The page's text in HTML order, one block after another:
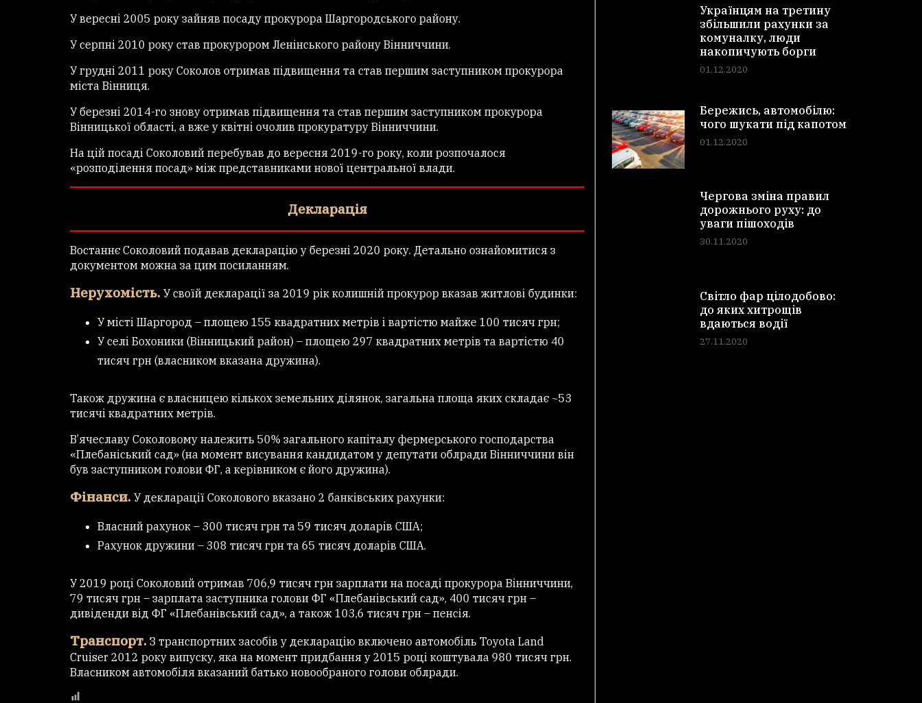
У вересні 2005 року зайняв посаду прокурора Шаргородського району.
У серпні 2010 року став прокурором Ленінського району Вінниччини.
У грудні 2011 року Соколов отримав підвищення та став першим заступником прокурора
міста Вінниця.
У березні 2014-го знову отримав підвищення та став першим заступником прокурора
Вінницької області, а вже у квітні очолив прокуратуру Вінниччини.
На цій посаді Соколовий перебував до вересня 2019-го року, коли розпочалося
«розподілення посад» між представниками нової центральної влади.
Декларація
Востаннє Соколовий подавав декларацію у березні 2020 року. Детально ознайомитися з
документом можна за цим посиланням.
Нерухомість. У своїй декларації за 2019 рік колишній прокурор вказав житлові будинки:
У місті Шаргород – площею 155 квадратних метрів і вартістю майже 100 тисяч грн;
У селі Бохоники (Вінницький район) – площею 297 квадратних метрів та вартістю 40
тисяч грн (власником вказана дружина).
Також дружина є власницею кількох земельних ділянок, загальна площа яких складає ~53
тисячі квадратних метрів.
В’ячеславу Соколовому належить 50% загального капіталу фермерського господарства
«Плебаніський сад» (на момент висування кандидатом у депутати облради Вінниччини він
був заступником голови ФГ, а керівником є його дружина).
Фінанси. У декларації Соколового вказано 2 банківських рахунки:
Власний рахунок – 300 тисяч грн та 59 тисяч доларів США;
Рахунок дружини – 308 тисяч грн та 65 тисяч доларів США.
У 2019 році Соколовий отримав 706,9 тисяч грн зарплати на посаді прокурора Вінниччини,
79 тисяч грн – зарплата заступника голови ФГ «Плебанівський сад», 400 тисяч грн –
дивіденди від ФГ «Плебанівський сад», а також 103,6 тисяч грн – пенсія.
Транспорт. З транспортних засобів у декларацію включено автомобіль Toyota Land
Cruiser 2012 року випуску, яка на момент придбання у 2015 році коштувала 980 тисяч грн.
Власником автомобіля вказаний батько новообраного голови облради.
Українцям на третину
збільшили рахунки за
комуналку, люди
накопичують борги
01.12.2020
Бережись, автомобілю:
чого шукати під капотом
01.12.2020
Чергова зміна правил
дорожнього руху: до
уваги пішоходів
30.11.2020
Світло фар цілодобово:
до яких хитрощів
вдаються водії
27.11.2020